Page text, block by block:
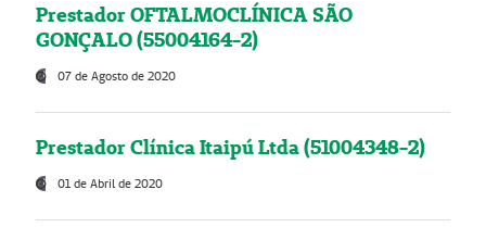
Prestador OFTALMOCLÍNICA SÃO
GONÇALO (55004164-2)
07 de Agosto de 2020
Prestador Clínica Itaipú Ltda (51004348-2)
01 de Abril de 2020